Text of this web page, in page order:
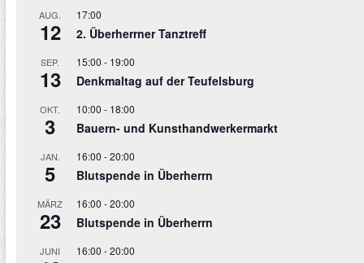
AUG.
12
17:00
2. Überherrner Tanztreff
SEP.
13
15:00 - 19:00
Denkmaltag auf der Teufelsburg
OKT.
3
10:00 - 18:00
Bauern- und Kunsthandwerkermarkt
JAN.
5
16:00 -20:00
Blutspende in Überherrn
MÄRZ
23
16:00 -20:00
Blutspende in Überherrn
JUNI 16:00 -20:00